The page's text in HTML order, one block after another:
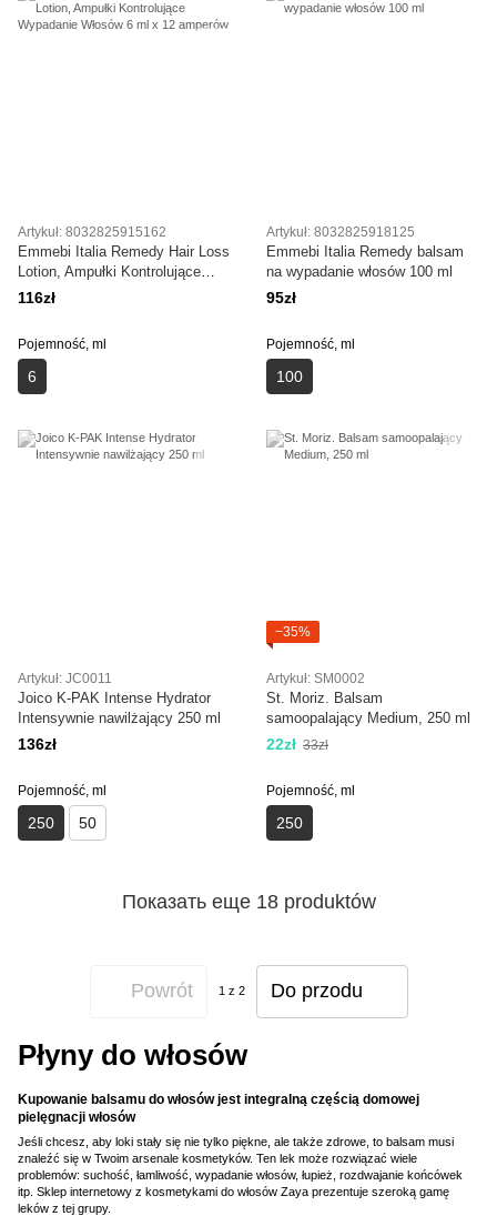
Artykuł: 8032825915162
Emmebi Italia Remedy Hair Loss
Lotion, Ampułki Kontrolujące
Wypadanie Włosów 6 ml x 12
116zł
Pojemność, ml
6
Artykuł: 8032825918125
Emmebi Italia Remedy balsam
na wypadanie włosów 100 ml
95zł
Pojemność, ml
100
Artykuł: JC0011
Joico K-PAK Intense Hydrator
Intensywnie nawilżający 250 ml
136zł
Pojemność, ml
250 50
−35%
Artykuł: SM0002
St. Moriz. Balsam
samoopalający Medium, 250 ml
22zł 33zł
Pojemność, ml
250
Показать еще 18 produktów
Powrót 1 z 2 Do przodu
Płyny do włosów
Kupowanie balsamu do włosów jest integralną częścią domowej
pielęgnacji włosów
Jeśli chcesz, aby loki stały się nie tylko piękne, ale także zdrowe, to balsam musi
znaleźć się w Twoim arsenale kosmetyków. Ten lek może rozwiązać wiele
problemów: suchość, łamliwość, wypadanie włosów, łupież, rozdwajanie końcówek
itp. Sklep internetowy z kosmetykami do włosów Zaya prezentuje szeroką gamę
leków z tej grupy.